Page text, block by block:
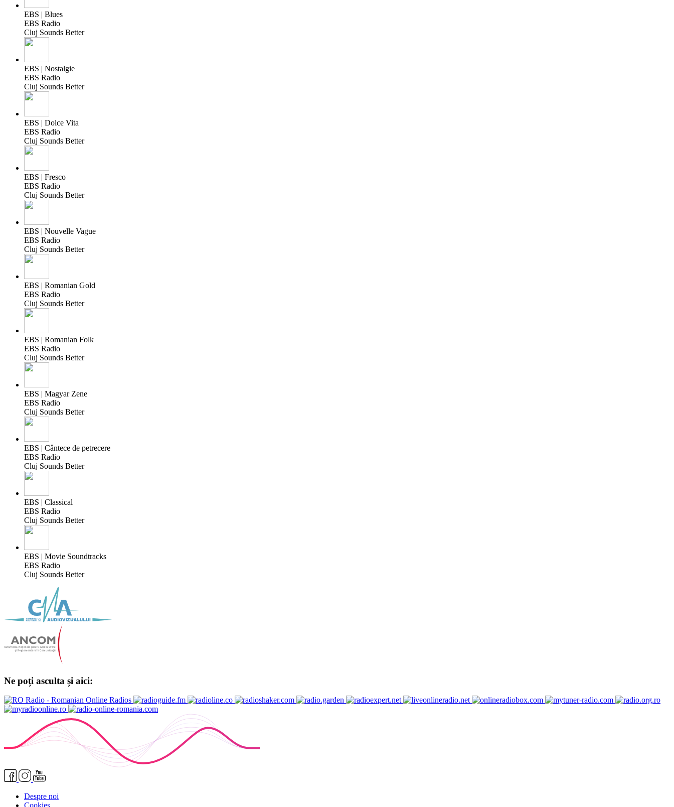
EBS | Blues
EBS Radio
Cluj Sounds Better
EBS | Nostalgie
EBS Radio
Cluj Sounds Better
EBS | Dolce Vita
EBS Radio
Cluj Sounds Better
EBS | Fresco
EBS Radio
Cluj Sounds Better
EBS | Nouvelle Vague
EBS Radio
Cluj Sounds Better
EBS | Romanian Gold
EBS Radio
Cluj Sounds Better
EBS | Romanian Folk
EBS Radio
Cluj Sounds Better
EBS | Magyar Zene
EBS Radio
Cluj Sounds Better
EBS | Cântece de petrecere
EBS Radio
Cluj Sounds Better
EBS | Classical
EBS Radio
Cluj Sounds Better
EBS | Movie Soundtracks
EBS Radio
Cluj Sounds Better
Ne poți asculta și aici:
Despre noi